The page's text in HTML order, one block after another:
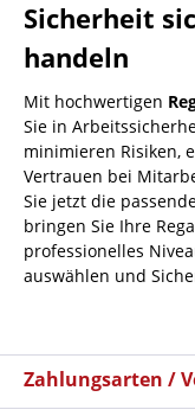
Sicherheit
handeln
Mit hochwertigen
Sie in
minimieren Risiken,
Vertrauen bei
Sie jetzt die
bringen Sie Ihre
professionelles
auswählen und
Zahlungsarten /